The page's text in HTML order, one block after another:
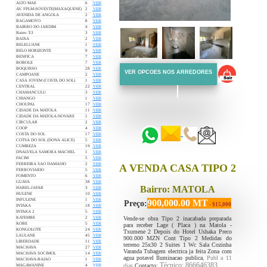
ALTO MAE
6
VER
AV. FPLM-SOVESTE(MAXAQUENE)
2
VER
AVENIDA DE ANGOLA
2
VER
BAGAMOYO
8
VER
BAIRRO DO JARDIM
4
VER
Bairro T-3
3
VER
BAIXA
2
VER
BELELUANE
1
VER
BELO HORIZONTE
9
VER
BENFICA
7
VER
BOBOLE
7
VER
BOQUISSO
28
VER
CAMPOANE
2
VER
CASA JOVEM (COSTA DO SOL)
1
VER
CENTRAL
22
VER
CHAMANCULU
3
VER
CHIANGO
1
VER
CHOUPAL
17
VER
CIDADE DA MATOLA
11
VER
CIDADE DA MATOLA-NOVARE
1
VER
CIRCULAR
2
VER
COOP
4
VER
COSTA DO SOL
17
VER
COTSA DO SOL (DONA ALICE)
5
VER
CUMBEZA
19
VER
DNALVELA SAMORA MACHEL
1
VER
FACIM
5
VER
FERREIRA SAO DAMASIO
2
VER
FERROVIARIO
5
VER
FOMENTO
6
VER
GUAVA
38
VER
HABEL-JAFAR
3
VER
HULENE
10
VER
INFULENE
1
VER
INTAKA
18
VER
INTAKA 2
5
VER
KATEMBE
2
VER
KOBE
5
VER
KONGOLOTE
24
VER
LAULANE
45
VER
LIBERDADE
11
VER
MACHAVA
27
VER
MACHAVA SOCIMOL
14
VER
MACHAVA-BAIAO
1
VER
MAGAWANINE
4 VER
VER OPCOES NOS ARREDORES
A VENDA CASA TIPO 2
Bairro: MATOLA
Preço:900,000.00 MT - $15,000
Vende-se obra Tipo 2 inacabada preparada
para receber Lage ( Placa ) na Matola -
Txumene 2 Depois do Hotel Ushaka Preco
900.000 MZN Cont Tipo 2 Medidas do
terreno 25x30 2 Suites 1 Wc Sala Cozinha
Varanda Tubagem electrica ja feita Zona com
agua potavel Iluminacao publica, Publ a 11
diasContacto: Técnico: 866646383